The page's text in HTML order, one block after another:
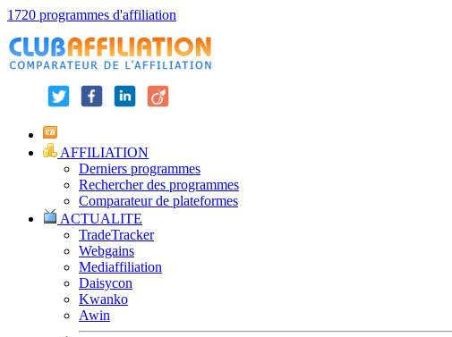
1720 programmes d'affiliation
AFFILIATION
Derniers programmes
Rechercher des programmes
Comparateur de plateformes
ACTUALITE
TradeTracker
Webgains
Mediaffiliation
Daisycon
Kwanko
Awin